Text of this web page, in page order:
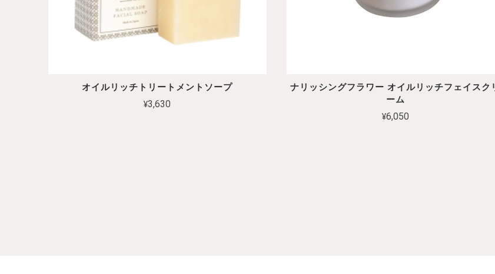
オイルリッチトリートメントソープ
¥3,630
ナリッシングフラワー オイルリッチフェイスク
ーム
¥6,050